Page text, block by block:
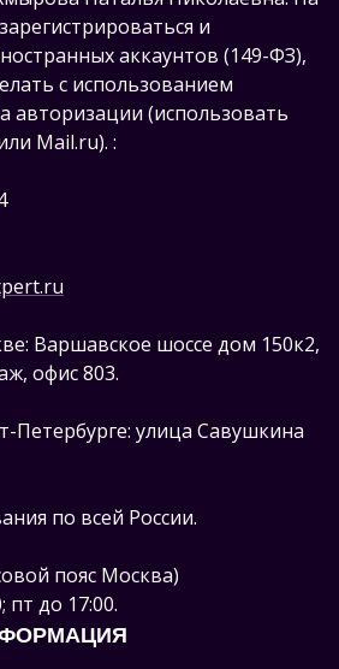
и
аккаунтов (149-ФЗ),
с использованием
авторизации (использовать
Mail.ru). :
Варшавское шоссе дом 150к2,
офис 803.
Петербурге: улица Савушкина
по всей России.
пояс Москва)
пт до 17:00.